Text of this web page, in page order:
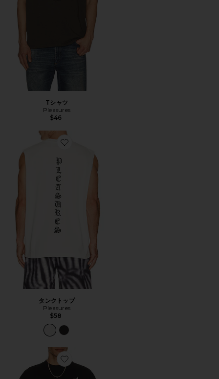
Tシャツ
Pleasures
$46
Favorite タンクトップ
タンクトップ
Pleasures
$58
Favorite Tシャツ